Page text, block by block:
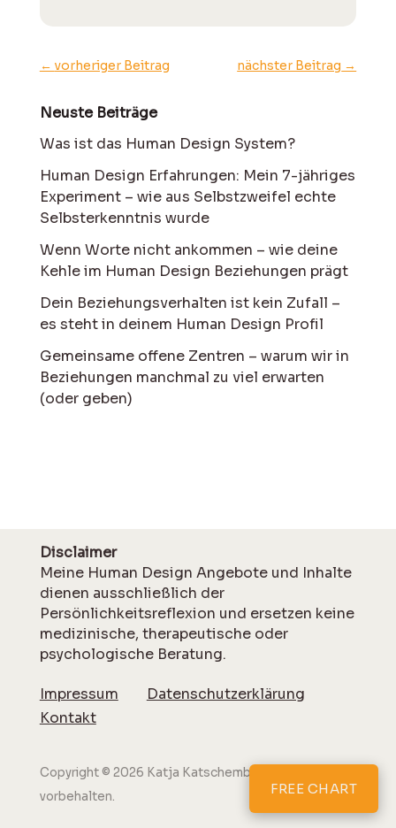
← vorheriger Beitrag nächster Beitrag →
Neuste Beiträge
Was ist das Human Design System?
Human Design Erfahrungen: Mein 7-jähriges
Experiment – wie aus Selbstzweifel echte
Selbsterkenntnis wurde
Wenn Worte nicht ankommen – wie deine
Kehle im Human Design Beziehungen prägt
Dein Beziehungsverhalten ist kein Zufall –
es steht in deinem Human Design Profil
Gemeinsame offene Zentren – warum wir in
Beziehungen manchmal zu viel erwarten
(oder geben)
Disclaimer
Meine Human Design Angebote und Inhalte
dienen ausschließlich der
Persönlichkeitsreflexion und ersetzen keine
medizinische, therapeutische oder
psychologische Beratung.
Impressum
Datenschutzerklärung
Kontakt
Copyright © 2026 Katja Katschemba. Alle Rechte
vorbehalten.
FREE CHART